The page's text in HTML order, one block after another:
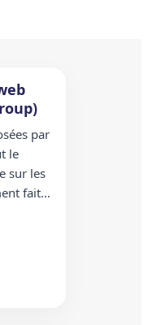
par
le
sur les
fait…